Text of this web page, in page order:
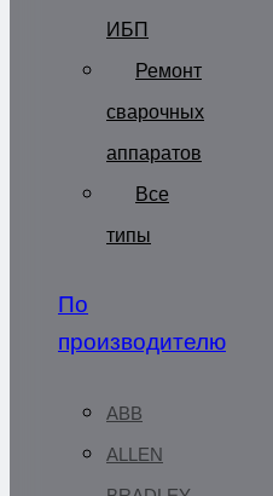
ИБП
Ремонт
сварочных
аппаратов
Все
типы
По
производителю
ABB
ALLEN